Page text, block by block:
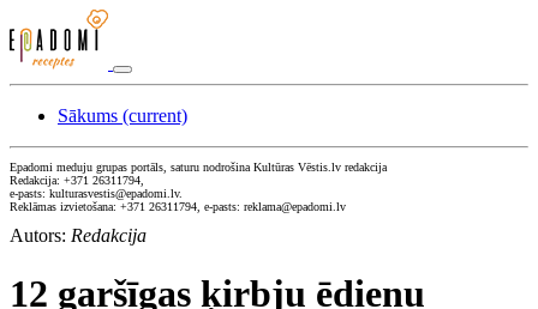
Sākums (current)
Epadomi meduju grupas portāls, saturu nodrošina Kultūras Vēstis.lv redakcija
Redakcija: +371 26311794,
e-pasts: kulturasvestis@epadomi.lv.
Reklāmas izvietošana: +371 26311794, e-pasts: reklama@epadomi.lv
Autors: Redakcija
12 garšīgas ķirbju ēdienu